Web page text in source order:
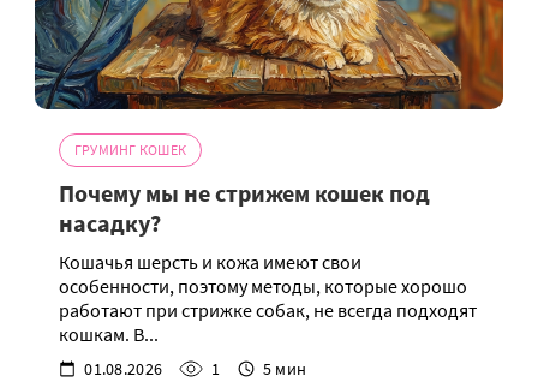
ГРУМИНГ КОШЕК
Почему мы не стрижем кошек под
насадку?
Кошачья шерсть и кожа имеют свои
особенности, поэтому методы, которые хорошо
работают при стрижке собак, не всегда подходят
кошкам. В...
01.08.2026 1 5 мин